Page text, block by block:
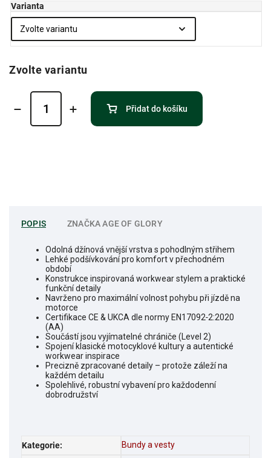
Varianta
Zvolte variantu
Přidat do košíku
POPIS ZNAČKAAGE OF GLORY
Odolná džínová vnější vrstva s pohodlným střihem
Lehké podšívkování pro komfort v přechodném
období
Konstrukce inspirovaná workwear stylem a praktické
funkční detaily
Navrženo pro maximální volnost pohybu při jízdě na
motorce
Certifikace CE & UKCA dle normy EN17092‑2:2020
(AA)
Součástí jsou vyjímatelné chrániče (Level 2)
Spojení klasické motocyklové kultury a autentické
workwear inspirace
Precizně zpracované detaily – protože záleží na
každém detailu
Spolehlivé, robustní vybavení pro každodenní
dobrodružství
Kategorie: Bundy a vesty